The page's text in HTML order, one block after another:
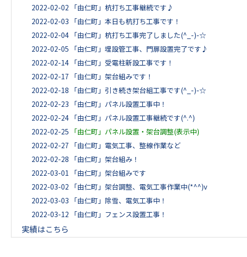
2022-02-02
「由仁町」杭打ち工事継続です♪
2022-02-03
「由仁町」本日も杭打ち工事です！
2022-02-04 「由仁町」杭打ち工事完了しました(^_-)-☆
2022-02-05
「由仁町」埋設管工事、門扉設置完了です♪
2022-02-14 「由仁町」受電柱新設工事です！
2022-02-17
「由仁町」架台組みです！
2022-02-18
「由仁町」引き続き架台組工事です(^_-)-☆
2022-02-23
「由仁町」パネル設置工事中！
2022-02-24 「由仁町」パネル設置工事継続です(^.^)
2022-02-25
「由仁町」パネル設置・架台調整(表示中)
2022-02-27
「由仁町」電気工事、整線作業など
2022-02-28
「由仁町」架台組み！
2022-03-01
「由仁町」架台組みです
2022-03-02
「由仁町」架台調整、電気工事作業中(*^^)v
2022-03-03
「由仁町」除雪、電気工事中！
2022-03-12
「由仁町」フェンス設置工事！
実績はこちら